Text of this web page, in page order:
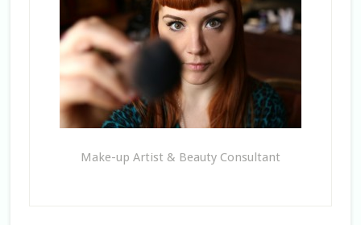
Make-up Artist & Beauty Consultant